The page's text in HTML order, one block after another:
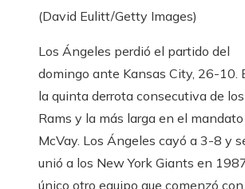
(David Eulitt/Getty Images)
Los Ángeles perdió el partido del
domingo ante Kansas City, 26-10.
la quinta derrota consecutiva de los
Rams y la más larga en el
McVay. Los Ángeles cayó a 3-8 y
unió a los New York Giants en
único otro equipo que comenzó con